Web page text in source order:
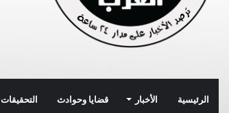
الرئيسية الأخبار قضايا وحوادث التحقيقات